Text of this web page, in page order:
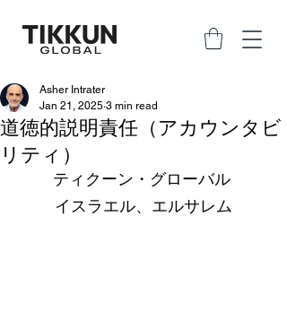
道徳的説明責任（アカウンタビ
リティ）
Asher Intrater
Jan 21, 2025 3 min read
ティクーン・グローバル
イスラエル、エルサレム